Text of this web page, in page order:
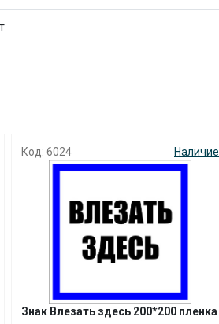
Код: 6024 Наличие
Знак Влезать здесь 200*200 пленка